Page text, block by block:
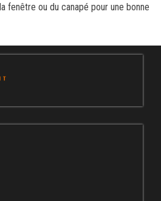
fenêtre ou du canapé pour une bonne